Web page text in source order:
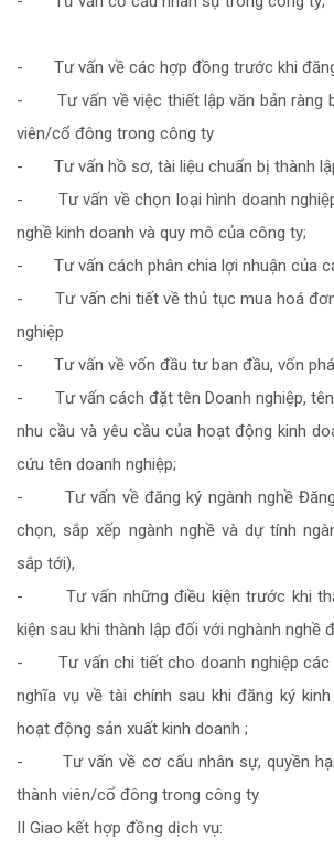
- Tư vấn về các hợp đồng trước khi đăng
- Tư vấn về việc thiết lập văn bản ràng
viên/cổ đông trong công ty
- Tư vấn hồ sơ, tài liệu chuẩn bị thành
- Tư vấn về chọn loại hình doanh
nghề kinh doanh và quy mô của công ty;
- Tư vấn cách phân chia lợi nhuận của
- Tư vấn chi tiết về thủ tục mua hoá đơn
nghiệp
- Tư vấn về vốn đầu tư ban đầu, vốn
- Tư vấn cách đặt tên Doanh nghiệp, tên
nhu cầu và yêu cầu của hoạt động kinh
cứu tên doanh nghiệp;
- Tư vấn về đăng ký ngành nghề Đăng
chọn, sắp xếp ngành nghề và dự tính
sắp tới),
- Tư vấn những điều kiện trước khi
kiện sau khi thành lập đối với nghành nghề
- Tư vấn chi tiết cho doanh nghiệp các
nghĩa vụ về tài chính sau khi đăng ký
hoạt động sản xuất kinh doanh ;
- Tư vấn về cơ cấu nhân sự, quyền
thành viên/cổ đông trong công ty
II Giao kết hợp đồng dịch vụ: